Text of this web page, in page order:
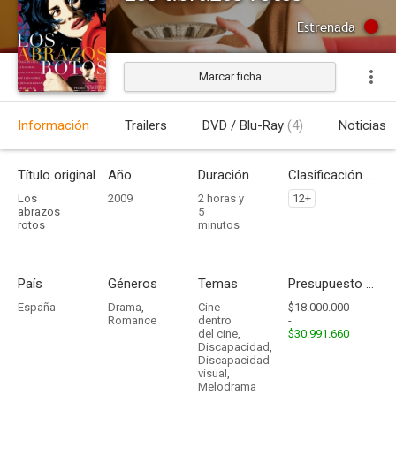
Estrenada
Marcar ficha
Información Trailers DVD / Blu-Ray (4) Noticias
Título original
Los
abrazos
rotos
Año
2009
Duración
2 horas y
5
minutos
Clasificación por edades
12+
País
España
Géneros
Drama,
Romance
Temas
Cine
dentro
del cine,
Discapacidad,
Discapacidad
visual ,
Melodrama
Presupuesto - Ingresos
$18.000.000
-
$30.991.660